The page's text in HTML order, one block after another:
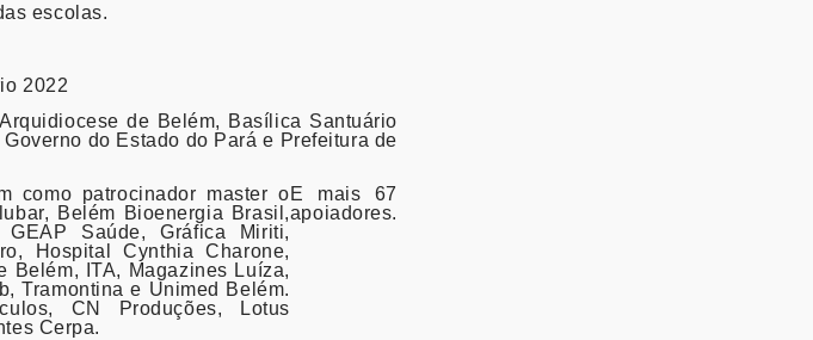
escolas.
2022
de Belém, Basílica Santuário
do Estado do Pará e Prefeitura de
como patrocinador master o
Belém Bioenergia Brasil,
GEAP Saúde, Gráfica Miriti,
Hospital Cynthia Charone,
Belém, ITA, Magazines Luíza,
Tramontina e Unimed Belém.
CN Produções, Lotus
Cerpa.
E mais 67
apoiadores.